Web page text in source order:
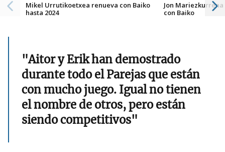
Mikel Urrutikoetxea renueva con Baiko
hasta 2024
Jon
con Baiko
"Aitor y Erik han demostrado
durante todo el Parejas que están
con mucho juego. Igual no tienen
el nombre de otros, pero están
siendo competitivos"